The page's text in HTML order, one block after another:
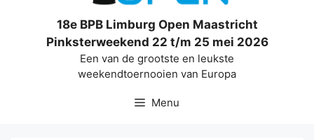
18e BPB Limburg Open Maastricht
Pinksterweekend 22 t/m 25 mei 2026
Een van de grootste en leukste
weekendtoernooien van Europa
Menu